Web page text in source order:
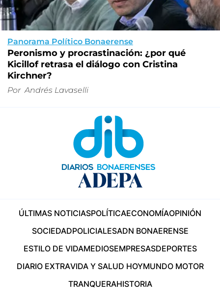
Panorama Político Bonaerense
Peronismo y procrastinación: ¿por qué
Kicillof retrasa el diálogo con Cristina
Kirchner?
Por Andrés Lavaselli
ÚLTIMAS NOTICIASPOLÍTICAECONOMÍAOPINIÓN
SOCIEDADPOLICIALESADN BONAERENSE
ESTILO DE VIDAMEDIOSEMPRESASDEPORTES
DIARIO EXTRAVIDA Y SALUD HOYMUNDO MOTOR
TRANQUERAHISTORIA